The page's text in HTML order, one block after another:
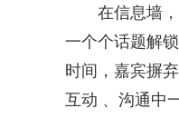
在信息墙，一
一个个话题解
时间，嘉宾摒
互动 、沟通中